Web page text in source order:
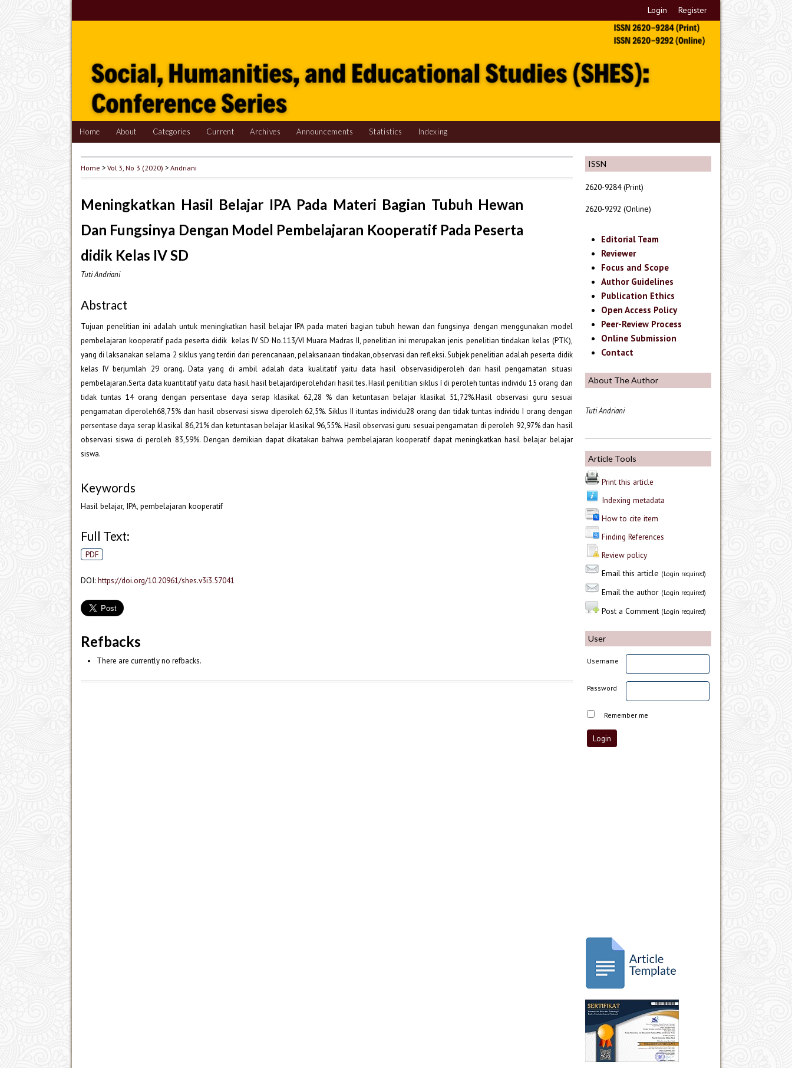
Login Register
Home About Categories Current Archives Announcements Statistics Indexing
ISSN
2620-9284 (Print)
2620-9292 (Online)
Editorial Team
Reviewer
Focus and Scope
Author Guidelines
Publication Ethics
Open Access Policy
Peer-Review Process
Online Submission
Contact
About The Author
Tuti Andriani
Article Tools
Print this article
Indexing metadata
How to cite item
Finding References
Review policy
Email this article (Login required)
Email the author (Login required)
Post a Comment (Login required)
User
Username
Password
Remember me
Home >Vol 3, No 3 (2020) >Andriani
Meningkatkan Hasil Belajar IPA Pada Materi Bagian Tubuh Hewan
Dan Fungsinya Dengan Model Pembelajaran Kooperatif Pada Peserta
didik Kelas IV SD
Tuti Andriani
Abstract
Tujuan penelitian ini adalah untuk meningkatkan hasil belajar IPA pada materi bagian tubuh hewan dan fungsinya dengan menggunakan model
pembelajaran kooperatif pada peserta didik kelas IV SD No.113/VI Muara Madras II, penelitian ini merupakan jenis penelitian tindakan kelas (PTK),
yang di laksanakan selama 2 siklus yang terdiri dari perencanaan, pelaksanaan tindakan,observasi dan refleksi. Subjek penelitian adalah peserta didik
kelas IV berjumlah 29 orang. Data yang di ambil adalah data kualitatif yaitu data hasil observasidiperoleh dari hasil pengamatan situasi
pembelajaran.Serta data kuantitatif yaitu data hasil hasil belajardiperolehdari hasil tes. Hasil penilitian siklus I di peroleh tuntas individu 15 orang dan
tidak tuntas 14 orang dengan persentase daya serap klasikal 62,28 % dan ketuntasan belajar klasikal 51,72%.Hasil observasi guru sesuai
pengamatan diperoleh68,75% dan hasil observasi siswa diperoleh 62,5%. Siklus II ituntas individu28 orang dan tidak tuntas individu I orang dengan
persentase daya serap klasikal 86,21% dan ketuntasan belajar klasikal 96,55%. Hasil observasi guru sesuai pengamatan di peroleh 92,97% dan hasil
observasi siswa di peroleh 83,59%. Dengan demikian dapat dikatakan bahwa pembelajaran kooperatif dapat meningkatkan hasil belajar belajar
siswa.
Keywords
Hasil belajar, IPA, pembelajaran kooperatif
Full Text:
PDF
DOI: https://doi.org/10.20961/shes.v3i3.57041
Refbacks
There are currently no refbacks.